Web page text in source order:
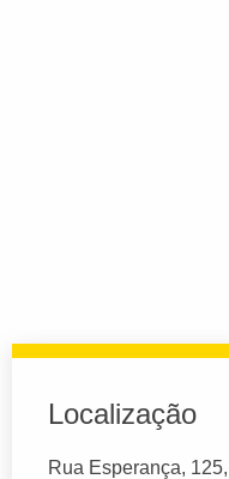
Localização
Rua Esperança,